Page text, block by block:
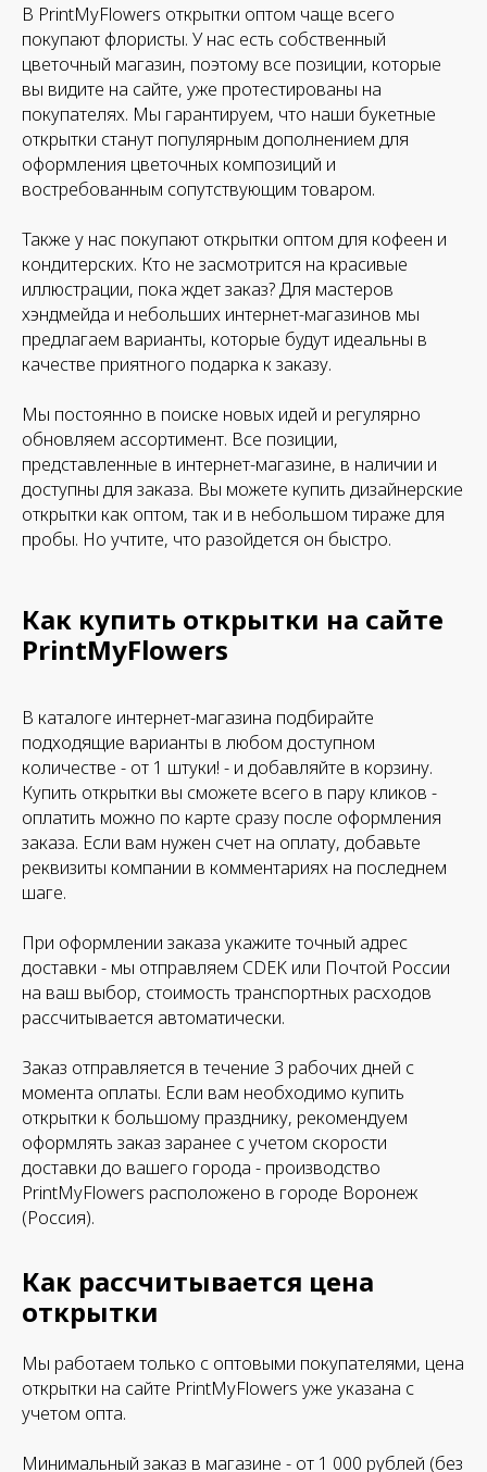
В PrintMyFlowers открытки оптом чаще всего
покупают флористы. У нас есть собственный
цветочный магазин, поэтому все позиции, которые
вы видите на сайте, уже протестированы на
покупателях. Мы гарантируем, что наши букетные
открытки станут популярным дополнением для
оформления цветочных композиций и
востребованным сопутствующим товаром.
Также у нас покупают открытки оптом для кофеен и
кондитерских. Кто не засмотрится на красивые
иллюстрации, пока ждет заказ? Для мастеров
хэндмейда и небольших интернет-магазинов мы
предлагаем варианты, которые будут идеальны в
качестве приятного подарка к заказу.
Мы постоянно в поиске новых идей и регулярно
обновляем ассортимент. Все позиции,
представленные в интернет-магазине, в наличии и
доступны для заказа. Вы можете купить дизайнерские
открытки как оптом, так и в небольшом тираже для
пробы. Но учтите, что разойдется он быстро.
Как купить открытки на сайте
PrintMyFlowers
В каталоге интернет-магазина подбирайте
подходящие варианты в любом доступном
количестве - от 1 штуки! - и добавляйте в корзину.
Купить открытки вы сможете всего в пару кликов -
оплатить можно по карте сразу после оформления
заказа. Если вам нужен счет на оплату, добавьте
реквизиты компании в комментариях на последнем
шаге.
При оформлении заказа укажите точный адрес
доставки - мы отправляем CDEK или Почтой России
на ваш выбор, стоимость транспортных расходов
рассчитывается автоматически.
Заказ отправляется в течение 3 рабочих дней с
момента оплаты. Если вам необходимо купить
открытки к большому празднику, рекомендуем
оформлять заказ заранее с учетом скорости
доставки до вашего города - производство
PrintMyFlowers расположено в городе Воронеж
(Россия).
Как рассчитывается цена
открытки
Мы работаем только с оптовыми покупателями, цена
открытки на сайте PrintMyFlowers уже указана с
учетом опта.
Минимальный заказ в магазине - от 1 000 рублей (без